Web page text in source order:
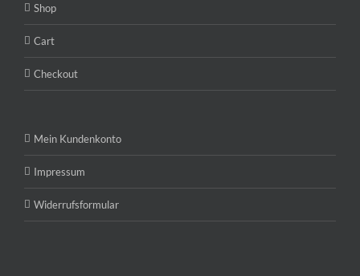
Shop
Cart
Checkout
Mein Kundenkonto
Impressum
Widerrufsformular